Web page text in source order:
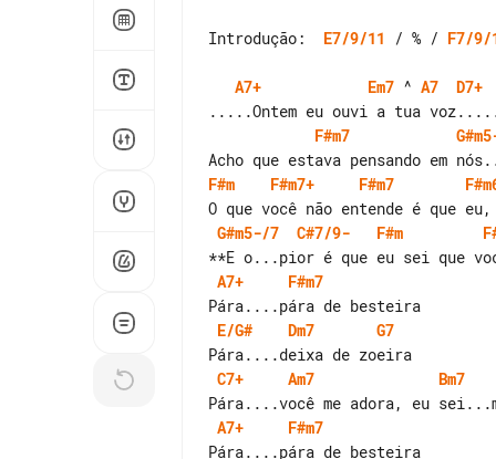
Introdução: E7/9/11 / % / F7/9/
A7+ Em7 ^ A7 D7+
F#m7
F#m F#m7+ F#m7
G#m5-/7 C#7/9- F#m
A7+
F#m7
E/G#
Dm7
G7
C7+
Am7 Bm7
A7+
F#m7